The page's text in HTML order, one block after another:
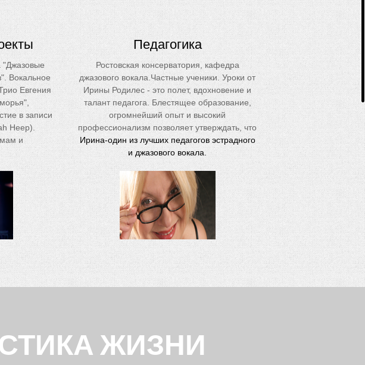
Вокальное
Евгения
в записи
Heep).
и
Педагогика
Ростовская консерватория, кафедра
джазового вокала.Частные ученики. Уроки от
Ирины Родилес - это полет, вдохновение и
талант педагога. Блестящее образование,
огромнейший опыт и высокий
профессионализм позволяет утверждать, что
Ирина-один из лучших педагогов эстрадного
и джазового вокала.
ЖИЗНИ